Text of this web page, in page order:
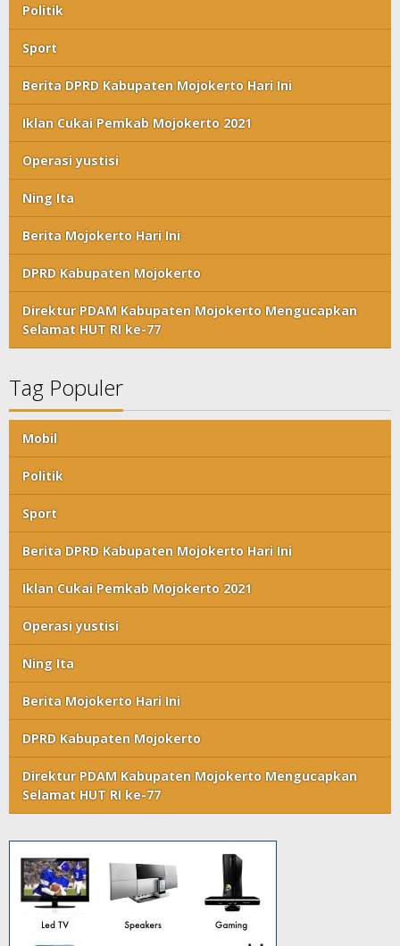
Politik
Sport
Berita DPRD Kabupaten Mojokerto Hari Ini
Iklan Cukai Pemkab Mojokerto 2021
Operasi yustisi
Ning Ita
Berita Mojokerto Hari Ini
DPRD Kabupaten Mojokerto
Direktur PDAM Kabupaten Mojokerto Mengucapkan
Selamat HUT RI ke-77
Tag Populer
Mobil
Politik
Sport
Berita DPRD Kabupaten Mojokerto Hari Ini
Iklan Cukai Pemkab Mojokerto 2021
Operasi yustisi
Ning Ita
Berita Mojokerto Hari Ini
DPRD Kabupaten Mojokerto
Direktur PDAM Kabupaten Mojokerto Mengucapkan
Selamat HUT RI ke-77